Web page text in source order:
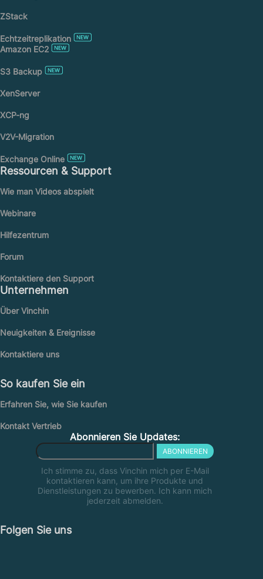
ZStack
Echtzeitreplikation
Amazon EC2
S3 Backup
XenServer
XCP-ng
V2V-Migration
Exchange Online
Ressourcen & Support
Wie man Videos abspielt
Webinare
Hilfezentrum
Forum
Kontaktiere den Support
Unternehmen
Über Vinchin
Neuigkeiten & Ereignisse
Kontaktiere uns
So kaufen Sie ein
Erfahren Sie, wie Sie kaufen
Kontakt Vertrieb
Abonnieren Sie Updates:
ABONNIEREN
Ich stimme zu, dass Vinchin mich per E-Mail
kontaktieren kann, um ihre Produkte und
Dienstleistungen zu bewerben. Ich kann mich
jederzeit abmelden.
Folgen Sie uns